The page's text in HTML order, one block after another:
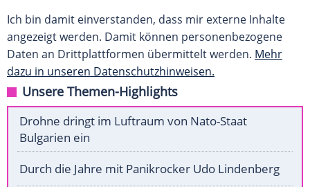
Ich bin damit einverstanden, dass mir externe Inhalte
angezeigt werden. Damit können personenbezogene
Daten an Drittplattformen übermittelt werden. Mehr
dazu in unseren Datenschutzhinweisen.
Unsere Themen-Highlights
Drohne dringt im Luftraum von Nato-Staat
Bulgarien ein
Durch die Jahre mit Panikrocker Udo Lindenberg